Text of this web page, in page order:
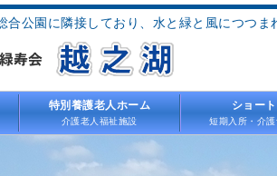
合公園に隣接しており、水と緑と風につつ
特別養護老人ホーム
介護老人福祉施設
ショー
短期入所・介